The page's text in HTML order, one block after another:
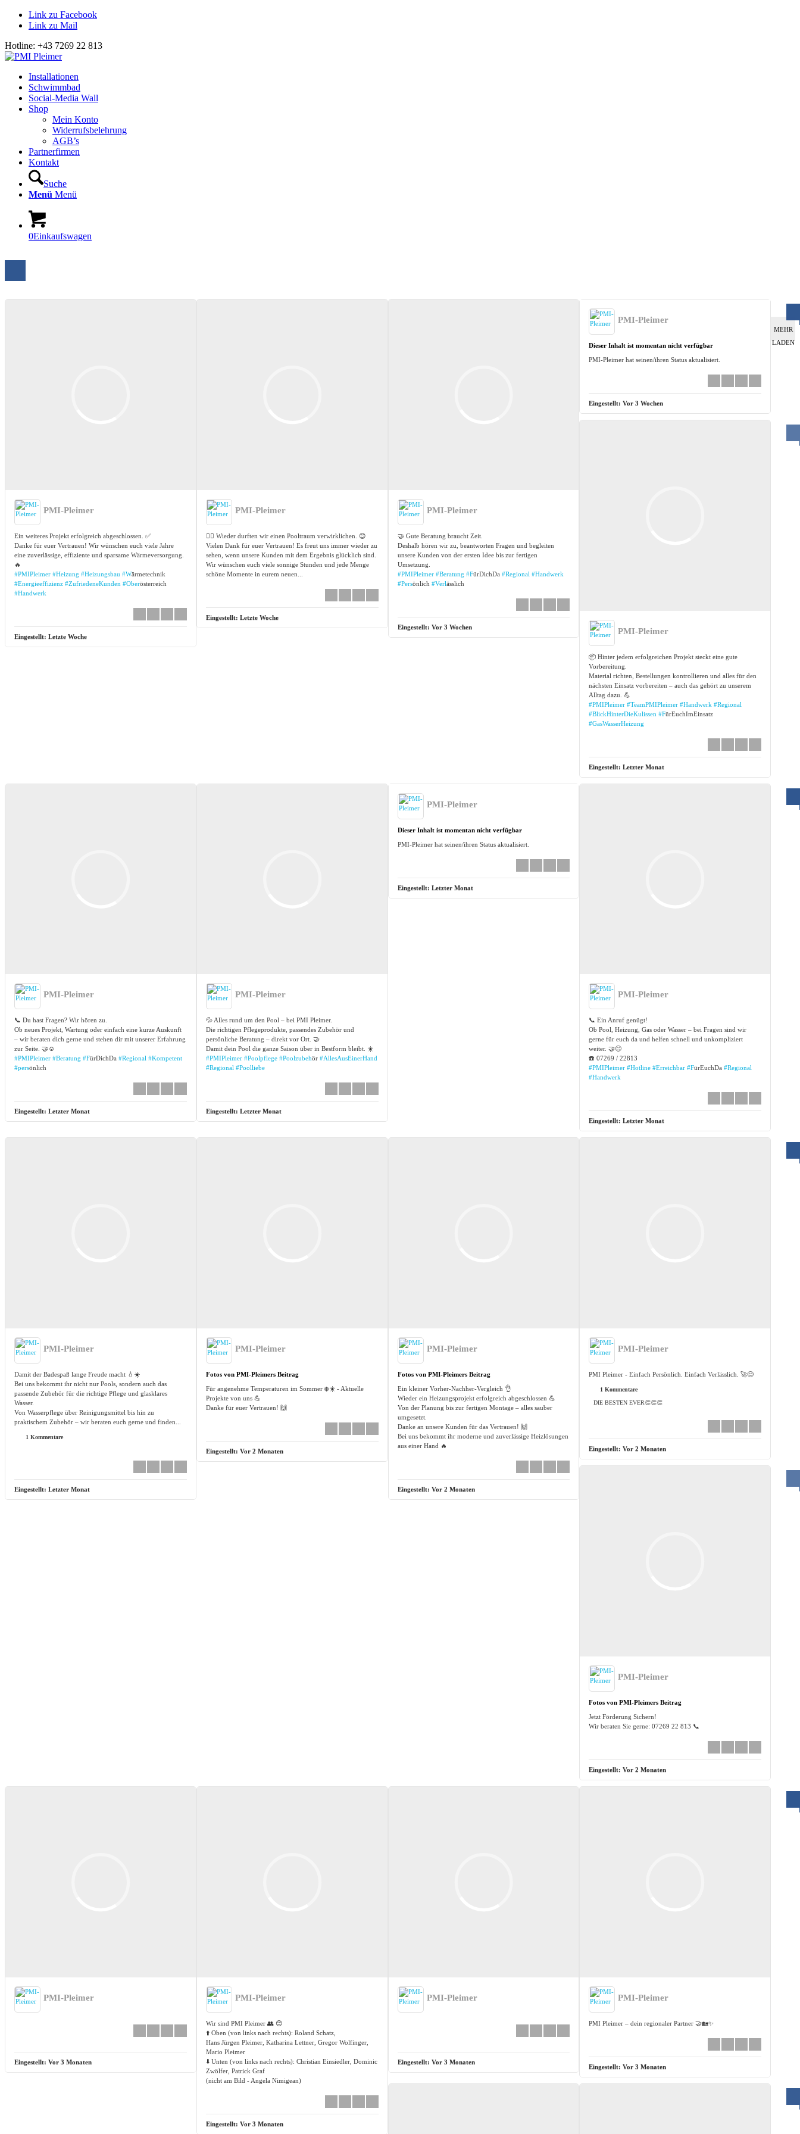
Link zu Facebook
Link zu Mail
Hotline: +43 7269 22 813
Installationen
Schwimmbad
Social-Media Wall
Shop
Mein Konto
Widerrufsbelehrung
AGB’s
Partnerfirmen
Kontakt
Suche
Menü Menü
0Einkaufswagen
PMI-Pleimer
Ein weiteres Projekt erfolgreich abgeschlossen. ✅
Danke für euer Vertrauen! Wir wünschen euch viele Jahre
eine zuverlässige, effiziente und sparsame Wärmeversorgung.
🔥
#PMIPleimer #Heizung #Heizungsbau #Wärmetechnik
#Energieeffizienz #ZufriedeneKunden #Oberösterreich
#Handwerk
Eingestellt: Letzte Woche
PMI-Pleimer
🏊‍♂️ Wieder durften wir einen Pooltraum verwirklichen. 😊
Vielen Dank für euer Vertrauen! Es freut uns immer wieder zu
sehen, wenn unsere Kunden mit dem Ergebnis glücklich sind.
Wir wünschen euch viele sonnige Stunden und jede Menge
schöne Momente in eurem neuen...
Eingestellt: Letzte Woche
PMI-Pleimer
🤝 Gute Beratung braucht Zeit.
Deshalb hören wir zu, beantworten Fragen und begleiten
unsere Kunden von der ersten Idee bis zur fertigen
Umsetzung.
#PMIPleimer #Beratung #FürDichDa #Regional #Handwerk
#Persönlich #Verlässlich
Eingestellt: Vor 3 Wochen
PMI-Pleimer
Dieser Inhalt ist momentan nicht verfügbar
PMI-Pleimer hat seinen/ihren Status aktualisiert.
Eingestellt:Vor 3 Wochen
PMI-Pleimer
📦 Hinter jedem erfolgreichen Projekt steckt eine gute
Vorbereitung.
Material richten, Bestellungen kontrollieren und alles für den
nächsten Einsatz vorbereiten – auch das gehört zu unserem
Alltag dazu. 💪
#PMIPleimer #TeamPMIPleimer #Handwerk #Regional
#BlickHinterDieKulissen #FürEuchImEinsatz
#GasWasserHeizung
Eingestellt:Letzter Monat
PMI-Pleimer
📞 Du hast Fragen? Wir hören zu.
Ob neues Projekt, Wartung oder einfach eine kurze Auskunft
– wir beraten dich gerne und stehen dir mit unserer Erfahrung
zur Seite. 🤝☺️
#PMIPleimer #Beratung #FürDichDa #Regional #Kompetent
#persönlich
Eingestellt: Letzter Monat
PMI-Pleimer
💦 Alles rund um den Pool – bei PMI Pleimer.
Die richtigen Pflegeprodukte, passendes Zubehör und
persönliche Beratung – direkt vor Ort. 🤝
Damit dein Pool die ganze Saison über in Bestform bleibt. ☀️
#PMIPleimer #Poolpflege #Poolzubehör #AllesAusEinerHand
#Regional #Poolliebe
Eingestellt: Letzter Monat
PMI-Pleimer
Dieser Inhalt ist momentan nicht verfügbar
PMI-Pleimer hat seinen/ihren Status aktualisiert.
Eingestellt: Letzter Monat
PMI-Pleimer
📞 Ein Anruf genügt!
Ob Pool, Heizung, Gas oder Wasser – bei Fragen sind wir
gerne für euch da und helfen schnell und unkompliziert
weiter. 🤝😊
☎️ 07269 / 22813
#PMIPleimer #Hotline #Erreichbar #FürEuchDa#Regional
#Handwerk
Eingestellt:Letzter Monat
PMI-Pleimer
Damit der Badespaß lange Freude macht 💧☀️
Bei uns bekommt ihr nicht nur Pools, sondern auch das
passende Zubehör für die richtige Pflege und glasklares
Wasser.
Von Wasserpflege über Reinigungsmittel bis hin zu
praktischem Zubehör – wir beraten euch gerne und finden...
1 Kommentare
Eingestellt: Letzter Monat
PMI-Pleimer
Fotos von PMI-Pleimers Beitrag
Für angenehme Temperaturen im Sommer ❄️☀️ - Aktuelle
Projekte von uns 💪
Danke für euer Vertrauen! 🙌
Eingestellt: Vor 2 Monaten
PMI-Pleimer
Fotos von PMI-Pleimers Beitrag
Ein kleiner Vorher-Nachher-Vergleich 👌
Wieder ein Heizungsprojekt erfolgreich abgeschlossen 💪
Von der Planung bis zur fertigen Montage – alles sauber
umgesetzt.
Danke an unsere Kunden für das Vertrauen! 🙌
Bei uns bekommt ihr moderne und zuverlässige Heizlösungen
aus einer Hand 🔥
Eingestellt: Vor 2 Monaten
PMI-Pleimer
PMI Pleimer - Einfach Persönlich. Einfach Verlässlich. 🚀😊
1 Kommentare
DIE BESTEN EVER👏👏👏
Eingestellt:Vor 2 Monaten
PMI-Pleimer
Fotos von PMI-Pleimers Beitrag
Jetzt Förderung Sichern!
Wir beraten Sie gerne: 07269 22 813 📞
Eingestellt:Vor 2 Monaten
PMI-Pleimer
Eingestellt: Vor 3 Monaten
PMI-Pleimer
Wir sind PMI Pleimer 👥 😊
⬆️ Oben (von links nach rechts): Roland Schatz,
Hans Jürgen Pleimer, Katharina Lettner, Gregor Wolfinger,
Mario Pleimer
⬇️ Unten (von links nach rechts): Christian Einsiedler, Dominic
Zwölfer, Patrick Graf
(nicht am Bild - Angela Nimigean)
Eingestellt: Vor 3 Monaten
PMI-Pleimer
Eingestellt: Vor 3 Monaten
PMI-Pleimer
PMI Pleimer – dein regionaler Partner 🤝🏡✨
Eingestellt:Vor 3 Monaten
MEHR
LADEN